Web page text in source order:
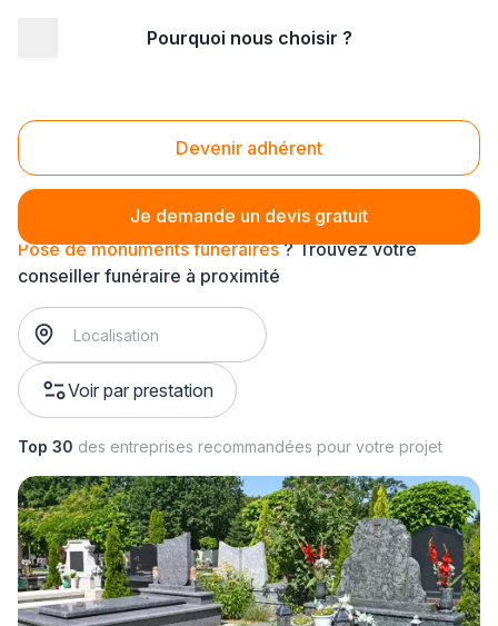
Pourquoi nous choisir ?
Devenir adhérent
Je demande un devis gratuit
Pose de monuments funéraires
Pose de monuments funéraires? Trouvez votre
conseiller funéraire à proximité
Voir par prestation
Top 30 des entreprises recommandées pour votre projet